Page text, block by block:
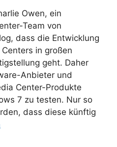
Owen, ein
Team von
dass die Entwicklung
in großen
geht. Daher
Anbieter und
Center-Produkte
7 zu testen. Nur so
dass diese künftig